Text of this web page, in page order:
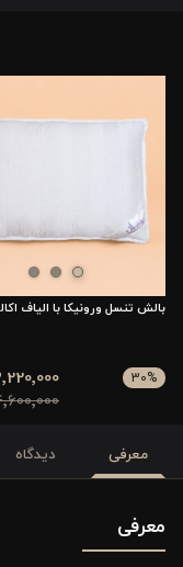
بالش تنسل ورونیکا با الیاف
30%
4٬600٬000
3٬220٬000
معرفی دیدگاه
معرفی